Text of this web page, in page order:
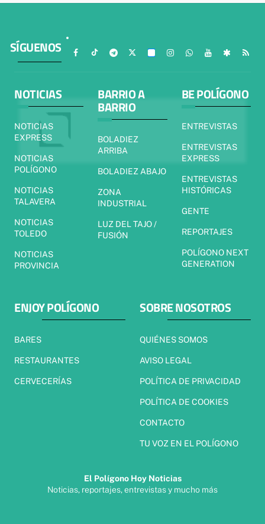
SÍGUENOS
NOTICIAS
NOTICIAS
EXPRESS
NOTICIAS
POLÍGONO
NOTICIAS
TALAVERA
NOTICIAS
TOLEDO
NOTICIAS
PROVINCIA
BARRIO A
BARRIO
BOLADIEZ
ARRIBA
BOLADIEZ ABAJO
ZONA
INDUSTRIAL
LUZ DEL TAJO /
FUSIÓN
BE POLÍGONO
ENTREVISTAS
ENTREVISTAS
EXPRESS
ENTREVISTAS
HISTÓRICAS
GENTE
REPORTAJES
POLÍGONO NEXT
GENERATION
ENJOY POLÍGONO
BARES
RESTAURANTES
CERVECERÍAS
SOBRE NOSOTROS
QUIÉNES SOMOS
AVISO LEGAL
POLÍTICA DE PRIVACIDAD
POLÍTICA DE COOKIES
CONTACTO
TU VOZ EN EL POLÍGONO
El Polígono Hoy Noticias
Noticias, reportajes, entrevistas y mucho más